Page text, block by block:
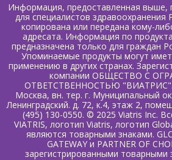
Информация, предоставленная выше,
для специалистов
копирована или передана кому-
адресата. Информация по
предназначена только для граждан
Упоминаемые продукты могут
применению в других странах.
компании ОБЩЕСТВО С
ОТВЕТСТВЕННОСТЬЮ "ВИАТРИС".
Москва, вн. тер. г. Муниципальный
Ленинградский. д. 72, к.4, этаж 2,
(495) 130-0550. © 2025 Viatris Inc.
VIATRIS, логотип Viatris, логотип
являются товарными знаками.
GATEWAY и PARTNER OF
зарегистрированными товарными